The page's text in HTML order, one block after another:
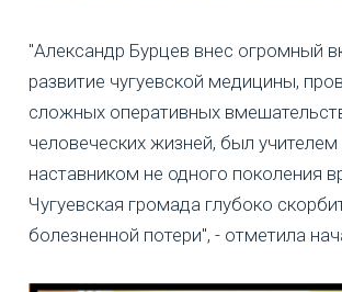
"Александр Бурцев внес огромный
развитие чугуевской медицины,
сложных оперативных
человеческих жизней, был учителем
наставником не одного поколения
Чугуевская громада глубоко
болезненной потери", - отметила